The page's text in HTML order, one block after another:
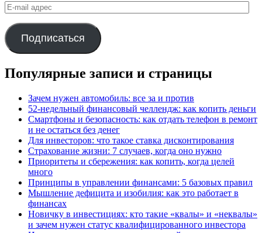
E-
mail
адрес
Подписаться
Популярные записи и страницы
Зачем нужен автомобиль: все за и против
52-недельный финансовый челлендж: как копить деньги
Смартфоны и безопасность: как отдать телефон в ремонт
и не остаться без денег
Для инвесторов: что такое ставка дисконтирования
Страхование жизни: 7 случаев, когда оно нужно
Приоритеты и сбережения: как копить, когда целей
много
Принципы в управлении финансами: 5 базовых правил
Мышление дефицита и изобилия: как это работает в
финансах
Новичку в инвестициях: кто такие «квалы» и «неквалы»
и зачем нужен статус квалифицированного инвестора